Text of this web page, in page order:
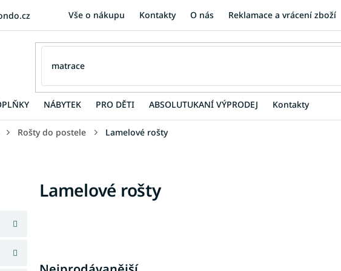
Vše o nákupu Kontakty O nás Reklamace a vrácení zboží
NÁBYTEK PRO DĚTI ABSOLUTUKANÍ VÝPRODEJ Kontakty
Rošty do postele Lamelové rošty
Lamelové rošty